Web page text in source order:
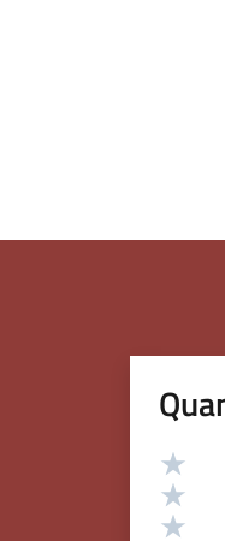
Valutazione